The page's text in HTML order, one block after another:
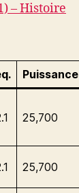
– Histoire
Puissance
25,700
25,700